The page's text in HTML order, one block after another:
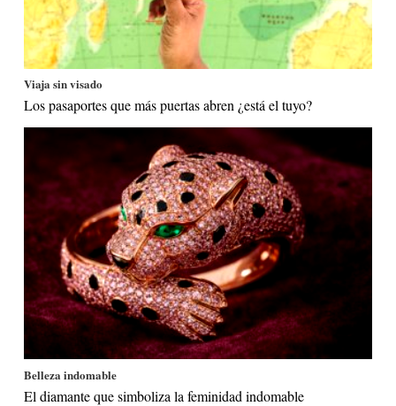
Viaja sin visado
Los pasaportes que más puertas abren ¿está el tuyo?
Belleza indomable
El diamante que simboliza la feminidad indomable